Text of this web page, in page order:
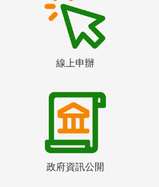
線上申辦
政府資訊公開